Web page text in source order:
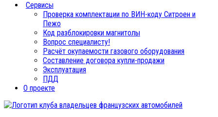
Сервисы
Проверка комплектации по ВИН-коду Ситроен и
Пежо
Код разблокировки магнитолы
Вопрос специалисту!
Расчёт окупаемости газового оборудования
Составление договора купли-продажи
Эксплуатация
ПДД
О проекте